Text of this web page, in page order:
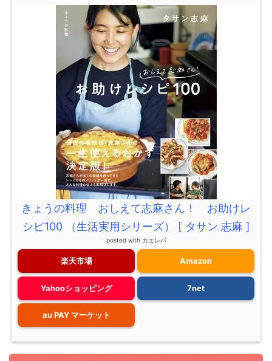
きょうの料理 おしえて志麻さん！ お助けレ
シピ100 （生活実用シリーズ） [ タサン 志麻 ]
posted with カエレバ
楽天市場 Amazon
Yahooショッピング 7net
au PAY マーケット